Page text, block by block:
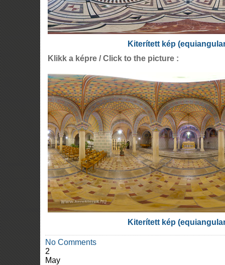
Kiterített kép
Klikk a képre / Click to the picture :
Kiterített kép
No Comments
2
May